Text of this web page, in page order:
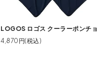
LOGOS ロゴス クーラーポンチョ
4,870円(税込)